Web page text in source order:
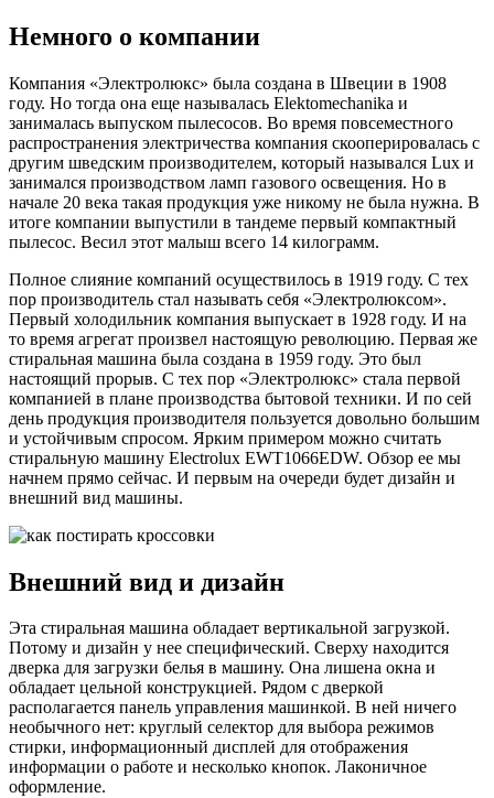
Немного о компании
Компания «Электролюкс» была создана в Швеции в 1908
году. Но тогда она еще называлась Elektomechanika и
занималась выпуском пылесосов. Во время повсеместного
распространения электричества компания скооперировалась с
другим шведским производителем, который назывался Lux и
занимался производством ламп газового освещения. Но в
начале 20 века такая продукция уже никому не была нужна. В
итоге компании выпустили в тандеме первый компактный
пылесос. Весил этот малыш всего 14 килограмм.
Полное слияние компаний осуществилось в 1919 году. С тех
пор производитель стал называть себя «Электролюксом».
Первый холодильник компания выпускает в 1928 году. И на
то время агрегат произвел настоящую революцию. Первая же
стиральная машина была создана в 1959 году. Это был
настоящий прорыв. С тех пор «Электролюкс» стала первой
компанией в плане производства бытовой техники. И по сей
день продукция производителя пользуется довольно большим
и устойчивым спросом. Ярким примером можно считать
стиральную машину Electrolux EWT1066EDW. Обзор ее мы
начнем прямо сейчас. И первым на очереди будет дизайн и
внешний вид машины.
Внешний вид и дизайн
Эта стиральная машина обладает вертикальной загрузкой.
Потому и дизайн у нее специфический. Сверху находится
дверка для загрузки белья в машину. Она лишена окна и
обладает цельной конструкцией. Рядом с дверкой
располагается панель управления машинкой. В ней ничего
необычного нет: круглый селектор для выбора режимов
стирки, информационный дисплей для отображения
информации о работе и несколько кнопок. Лаконичное
оформление.